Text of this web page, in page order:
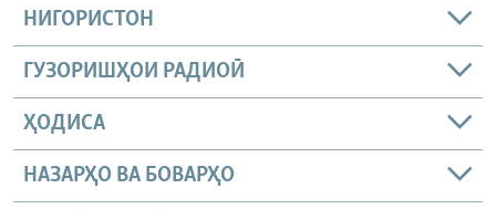
НИГОРИСТОН
ГУЗОРИШҲОИ РАДИОӢ
ҲОДИСА
НАЗАРҲО ВА БОВАРҲО